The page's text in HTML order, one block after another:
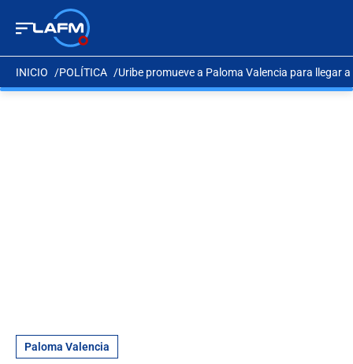
INICIO POLÍTICA Uribe promueve a Paloma Valencia para llegar
Paloma Valencia